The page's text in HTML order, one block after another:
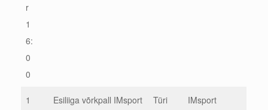
r
1
6:
0
0
1
Esiliiga võrkpall IMsport
Türi
IMsport